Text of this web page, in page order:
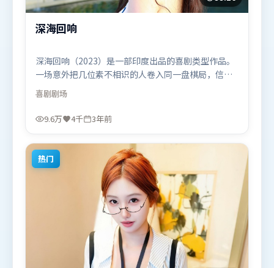
深海回响
深海回响（2023）是一部印度出品的喜剧类型作品。
一场意外把几位素不相识的人卷入同一盘棋局，信任
与背叛交替上演。摄影与美术共同营造出强烈地域气
质，增强沉浸感。由吕克·贝松执导，苍井优、堺雅
人、河正宇，汤姆·哈迪、周冬雨、刘亦菲等联袂出
线，适合喜欢喜剧题材的观众观看。
喜剧剧场
9.6万 4千 3年前
热门